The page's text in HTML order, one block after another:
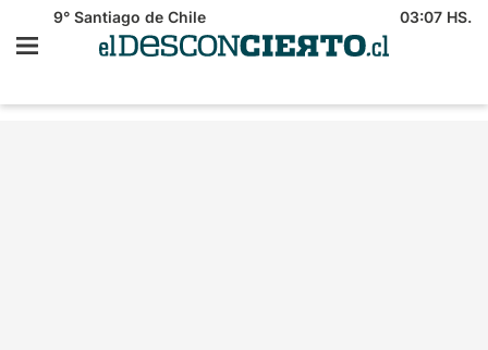
9° Santiago de Chile 03:07 HS.